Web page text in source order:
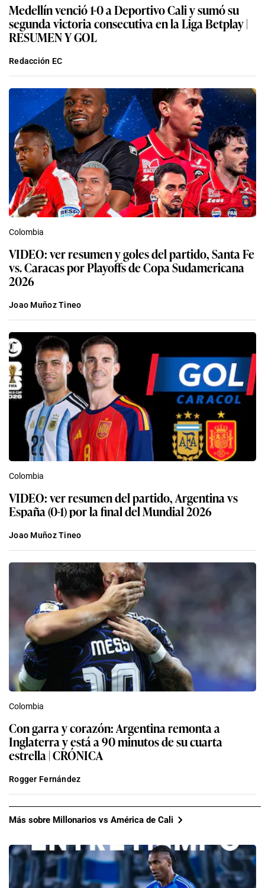
Medellín venció 1-0 a Deportivo Cali y sumó su
segunda victoria consecutiva en la Liga Betplay |
RESUMEN Y GOL
Redacción EC
Colombia
VIDEO: ver resumen y goles del partido, Santa Fe
vs. Caracas por Playoffs de Copa Sudamericana
2026
Joao Muñoz Tineo
Colombia
VIDEO: ver resumen del partido, Argentina vs
España (0-1) por la final del Mundial 2026
Joao Muñoz Tineo
Colombia
Con garra y corazón: Argentina remonta a
Inglaterra y está a 90 minutos de su cuarta
estrella | CRÓNICA
Rogger Fernández
Más sobre Millonarios vs América de Cali